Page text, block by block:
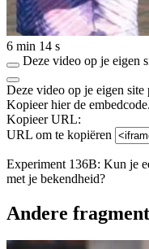
6 min 14 s
Deze video op je eigen
Deze video op je eigen site
Kopieer hier de embedcode.
Kopieer URL:
URL om te kopiëren
Experiment 136B: Kun je
met je bekendheid?
Andere